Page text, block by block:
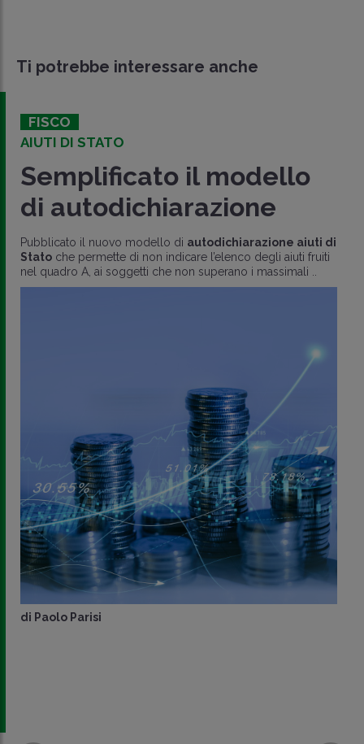
Ti potrebbe interessare anche
FISCO
AIUTI DI STATO
Semplificato il modello
di autodichiarazione
Pubblicato il nuovo modello di autodichiarazione aiuti di
Stato che permette di non indicare l’elenco degli aiuti fruiti
nel quadro A, ai soggetti che non superano i massimali ..
di Paolo Parisi